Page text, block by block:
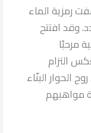
رمزية الماء
وقد افتتح
مرحبًا
التزام
الحوار البنّاء
مواهبهم